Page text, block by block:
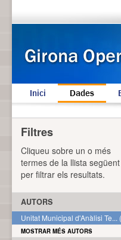
Inici Dades
Filtres
Cliqueu sobre un o més
termes de la llista següent
per filtrar els resultats.
AUTORS
Unitat Municipal d'Anàlisi Te...
MOSTRAR MÉS AUTORS